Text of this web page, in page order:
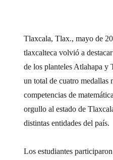
Tlaxcala, Tlax., mayo de
tlaxcalteca volvió a
de los planteles Atlahapa y
un total de cuatro medallas
competencias de
orgullo al estado de
distintas entidades del país.
Los estudiantes